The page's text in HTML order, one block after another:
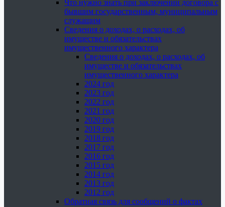
Что нужно знать при заключении договора с
бывшим государственным, муниципальным
служащим
Сведения о доходах, о расходах, об
имуществе и обязательствах
имущественного характера
Сведения о доходах, о расходах, об
имуществе и обязательствах
имущественного характера
2024 год
2023 год
2022 год
2021 год
2020 год
2019 год
2018 год
2017 год
2016 год
2015 год
2014 год
2013 год
2012 год
Обратная связь для сообщений о фактах